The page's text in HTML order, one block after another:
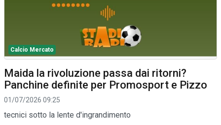
Calcio Mercato
Maida la rivoluzione passa dai ritorni?
Panchine definite per Promosport e Pizzo
01/07/2026 09:25
tecnici sotto la lente d'ingrandimento